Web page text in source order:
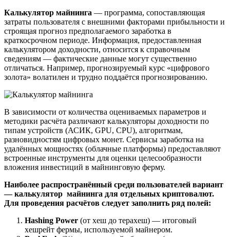
Калькулятор майнинга — программа, сопоставляющая
затраты пользователя с внешними факторами прибыльности и
строящая прогноз предполагаемого заработка в
краткосрочном периоде. Информация, предоставленная
калькулятором доходности, относится к справочным
сведениям — фактические данные могут существенно
отличаться. Например, прогнозируемый курс «цифрового
золота» волатилен и трудно поддаётся прогнозированию.
В зависимости от количества оцениваемых параметров и
методики расчёта различают калькуляторы доходности по
типам устройств (АСИК, GPU, CPU), алгоритмам,
разновидностям цифровых монет. Сервисы заработка на
удалённых мощностях (облачные платформы) предоставляют
встроенные инструменты для оценки целесообразности
вложения инвестиций в майнинговую ферму.
Наиболее распространённый среди пользователей вариант
— калькулятор майнинга для отдельных криптовалют.
Для проведения расчётов следует заполнить ряд полей:
Hashing Power (от хеш до терахеш) — итоговый
хешрейт фермы, используемой майнером.